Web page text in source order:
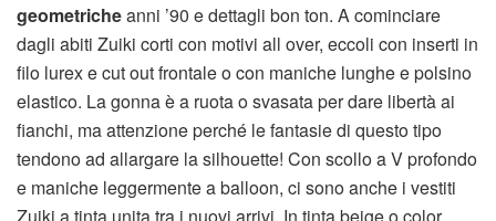
geometricheanni ’90 e dettagli bon ton. A cominciare
dagli abiti Zuiki corti con motivi all over, eccoli con inserti in
filo lurex e cut out frontale o con maniche lunghe e polsino
elastico. La gonna è a ruota o svasata per dare libertà ai
fianchi, ma attenzione perché le fantasie di questo tipo
tendono ad allargare la silhouette! Con scollo a V profondo
e maniche leggermente a balloon, ci sono anche i vestiti
Zuiki a tinta unita tra i nuovi arrivi. In tinta beige o color